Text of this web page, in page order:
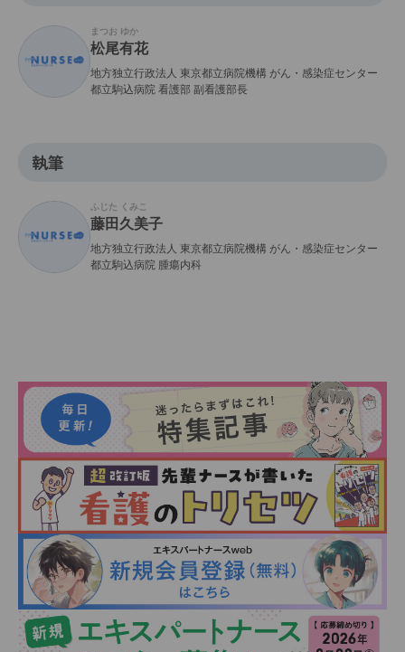
まつお ゆか
松尾有花
地方独立行政法人 東京都立病院機構 がん・感染症センター
都立駒込病院 看護部 副看護部長
執筆
ふじた くみこ
藤田久美子
地方独立行政法人 東京都立病院機構 がん・感染症センター
都立駒込病院 腫瘍内科